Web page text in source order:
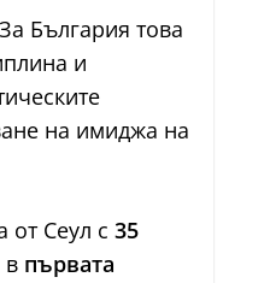
България това
и
на имиджа на
от Сеул с 35
в първата